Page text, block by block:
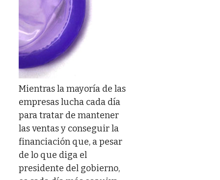
Mientras la mayoría de las
empresas lucha cada día
para tratar de mantener
las ventas y conseguir la
financiación que, a pesar
de lo que diga el
presidente del gobierno,